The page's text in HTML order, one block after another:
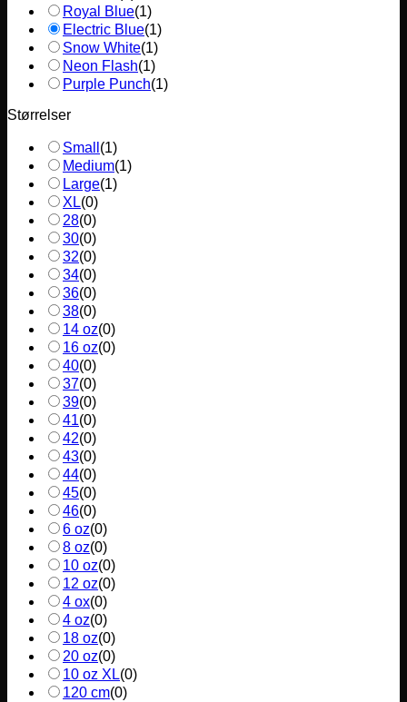
Royal Blue(1)
Electric Blue(1)
Snow White(1)
Neon Flash(1)
Purple Punch(1)
Størrelser
Small (1)
Medium(1)
Large(1)
XL(0)
28(0)
30(0)
32(0)
34(0)
36(0)
38(0)
14 oz(0)
16 oz(0)
40(0)
37(0)
39(0)
41(0)
42(0)
43(0)
44(0)
45(0)
46(0)
6 oz(0)
8 oz(0)
10 oz(0)
12 oz(0)
4 ox(0)
4 oz(0)
18 oz(0)
20 oz(0)
10 oz XL(0)
120 cm(0)